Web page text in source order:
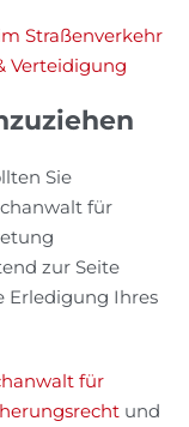
Straßenverkehr
Verteidigung
Sie
für
zur Seite
Erledigung Ihres
für
und